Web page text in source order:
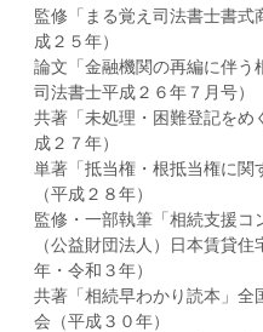
監修「まる覚え司法書士書
成２５年）
論文「金融機関の再編に伴う
司法書士平成２６年７月号）
共著「未処理・困難登記をめ
成２７年）
単著「抵当権・根抵当権に関
（平成２８年）
監修・一部執筆「相続支援コ
（公益財団法人）日本賃貸
年・令和３年）
共著「相続早わかり読本」全
会（平成３０年）